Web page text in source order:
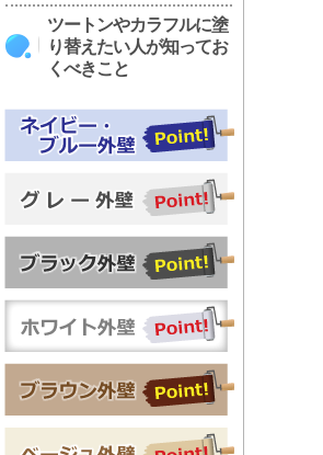
ツートンやカラフルに塗
り替えたい人が知ってお
くべきこと